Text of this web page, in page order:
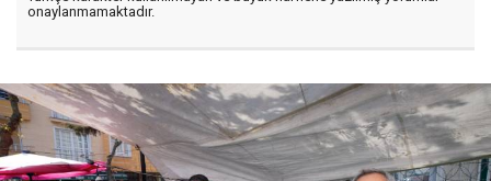
onaylanmamaktadır.